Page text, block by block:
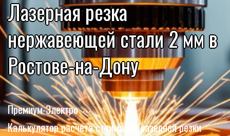
Лазерная резка
нержавеющей стали 2 мм в
Ростове-на-Дону
Премиум-Электро
Калькулятор расчета стоимости лазерной резки